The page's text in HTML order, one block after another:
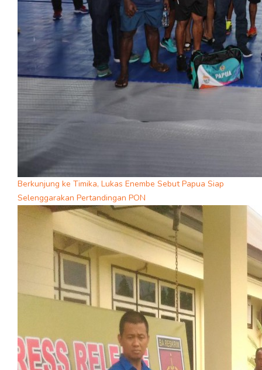
Berkunjung ke Timika, Lukas Enembe Sebut Papua Siap
Selenggarakan Pertandingan PON